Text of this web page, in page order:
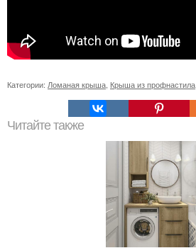
Категории: Ломаная крыша Крыша из профнастила
Читайте также